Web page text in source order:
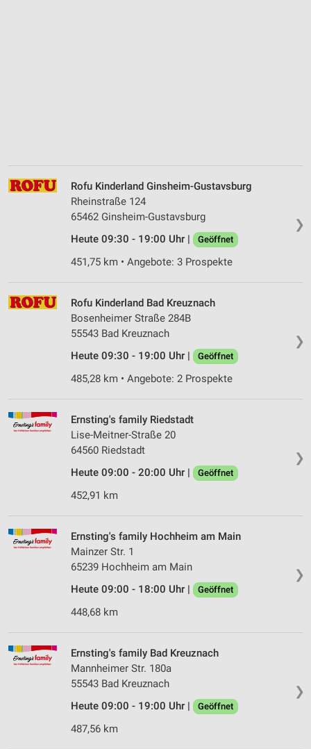
❯
Rofu Kinderland Ginsheim-Gustavsburg
Rheinstraße 124
65462 Ginsheim-Gustavsburg
Heute 09:30 - 19:00 Uhr |
Geöffnet
451,75 km • Angebote: 3 Prospekte
❯
Rofu Kinderland Bad Kreuznach
Bosenheimer Straße 284B
55543 Bad Kreuznach
Heute 09:30 - 19:00 Uhr |
Geöffnet
485,28 km • Angebote: 2 Prospekte
❯
Ernsting's family Riedstadt
Lise-Meitner-Straße 20
64560 Riedstadt
Heute 09:00 - 20:00 Uhr |
Geöffnet
452,91 km
❯
Ernsting's family Hochheim am Main
Mainzer Str. 1
65239 Hochheim am Main
Heute 09:00 - 18:00 Uhr |
Geöffnet
448,68 km
❯
Ernsting's family Bad Kreuznach
Mannheimer Str. 180a
55543 Bad Kreuznach
Heute 09:00 - 19:00 Uhr |
Geöffnet
487,56 km